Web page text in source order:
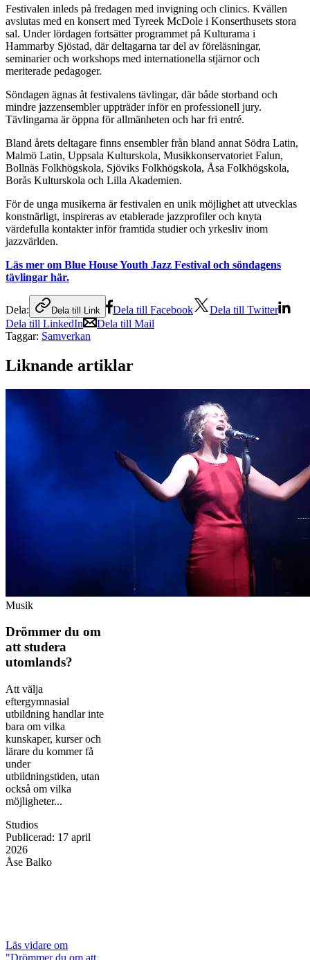
Festivalen inleds på fredagen med invigning och clinics. Kvällen
avslutas med en konsert med Tyreek McDole i Konserthusets stora
sal. Under lördagen fortsätter programmet på Kulturama i
Hammarby Sjöstad, där deltagarna tar del av föreläsningar,
seminarier och workshops med internationella stjärnor och
meriterade pedagoger.
Söndagen ägnas åt festivalens tävlingar, där både storband och
mindre jazzensembler uppträder inför en professionell jury.
Tävlingarna är öppna för allmänheten och har fri entré.
Bland årets deltagare finns ensembler från bland annat Södra Latin,
Malmö Latin, Uppsala Kulturskola, Musikkonservatoriet Falun,
Bollnäs Folkhögskola, Sjöviks Folkhögskola, Åsa Folkhögskola,
Borås Kulturskola och Lilla Akademien.
För de unga musikerna är festivalen en unik möjlighet att utvecklas
konstnärligt, inspireras av etablerade jazzprofiler och knyta
värdefulla kontakter inför framtida studier och yrkesliv inom
jazzvärlden.
Läs mer om Blue House Youth Jazz Festival och söndagens
tävlingar här.
Dela: Dela till Link Dela till Facebook
Dela till Twitter
Dela till LinkedIn
Dela till Mail
Taggar: Samverkan
Liknande artiklar
Musik
Drömmer du om
att studera
utomlands?
Att välja
eftergymnasial
utbildning handlar inte
bara om vilka
kunskaper, kurser och
lärare du kommer få
under
utbildningstiden, utan
också om vilka
möjligheter...
Studios
Publicerad: 17 april
2026
Åse Balko
Läs vidare om
"Drömmer du om att